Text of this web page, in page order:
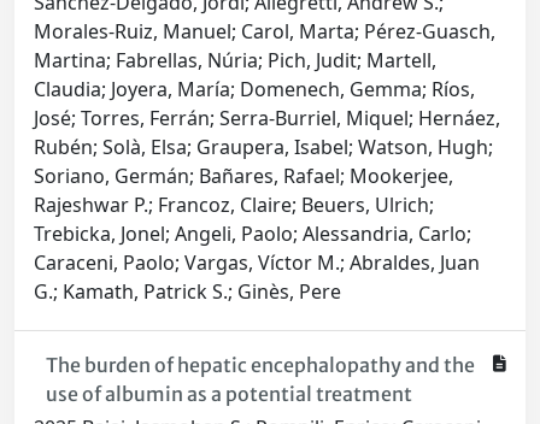
Morales-Ruiz, Manuel; Carol, Marta; Pérez-Guasch,
Martina; Fabrellas, Núria; Pich, Judit; Martell,
Claudia; Joyera, María; Domenech, Gemma; Ríos,
José; Torres, Ferrán; Serra-Burriel, Miquel; Hernáez,
Rubén; Solà, Elsa; Graupera, Isabel; Watson, Hugh;
Soriano, Germán; Bañares, Rafael; Mookerjee,
Rajeshwar P.; Francoz, Claire; Beuers, Ulrich;
Trebicka, Jonel; Angeli, Paolo; Alessandria, Carlo;
Caraceni, Paolo; Vargas, Víctor M.; Abraldes, Juan
G.; Kamath, Patrick S.; Ginès, Pere
The burden of hepatic encephalopathy and the
use of albumin as a potential treatment